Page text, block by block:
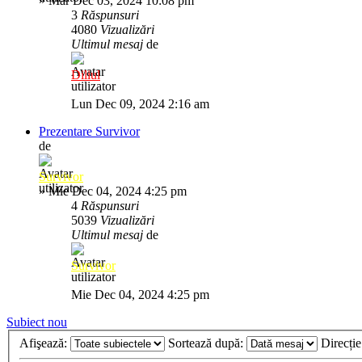
3 Răspunsuri
4080 Vizualizări
Ultimul mesaj de
Diliul
Lun Dec 09, 2024 2:16 am
Prezentare Survivor
de
Survivor
»Mie Dec 04, 2024 4:25 pm
4 Răspunsuri
5039 Vizualizări
Ultimul mesaj de
Survivor
Mie Dec 04, 2024 4:25 pm
Subiect nou
Afişează:
Sortează după: